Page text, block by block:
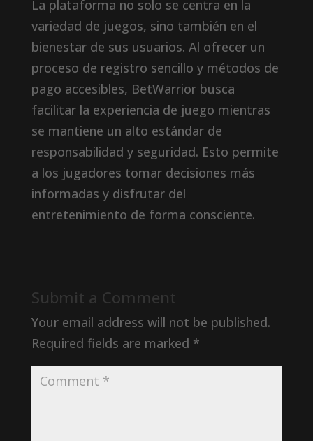
La plataforma no solo se centra en la
variedad de juegos, sino también en el
bienestar de sus usuarios. Al ofrecer un
proceso de registro sencillo y métodos de
pago accesibles, BetWarrior busca
facilitar la experiencia de juego mientras
se mantiene un alto estándar de
responsabilidad y seguridad. Esto permite
a los jugadores tomar decisiones más
informadas y disfrutar del
entretenimiento de forma consciente.
Submit a Comment
Your email address will not be published.
Required fields are marked *